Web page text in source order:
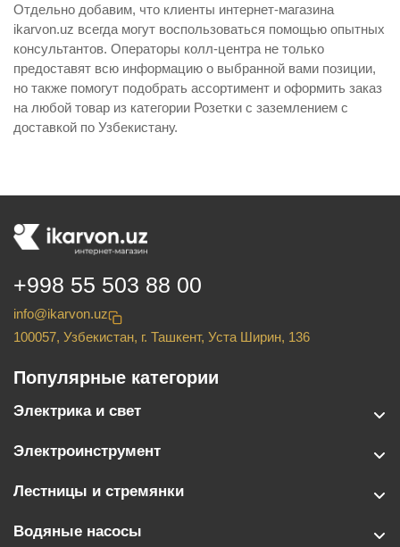
Отдельно добавим, что клиенты интернет-магазина
ikarvon.uz всегда могут воспользоваться помощью опытных
консультантов. Операторы колл-центра не только
предоставят всю информацию о выбранной вами позиции,
но также помогут подобрать ассортимент и оформить заказ
на любой товар из категории Розетки с заземлением с
доставкой по Узбекистану.
+998 55 503 88 00
info@ikarvon.uz
100057, Узбекистан, г. Ташкент, Уста Ширин, 136
Популярные категории
Электрика и свет
Электроинструмент
Лестницы и стремянки
Водяные насосы